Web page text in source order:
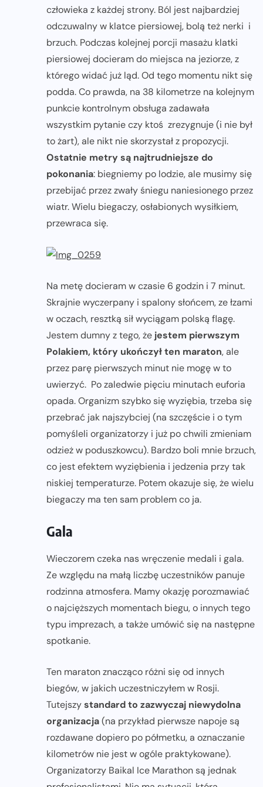
człowieka z każdej strony. Ból jest najbardziej
odczuwalny w klatce piersiowej, bolą też nerki i
brzuch. Podczas kolejnej porcji masażu klatki
piersiowej docieram do miejsca na jeziorze, z
którego widać już ląd. Od tego momentu nikt się
podda. Co prawda, na 38 kilometrze na kolejnym
punkcie kontrolnym obsługa zadawała
wszystkim pytanie czy ktoś zrezygnuje (i nie był
to żart), ale nikt nie skorzystał z propozycji.
Ostatnie metry są najtrudniejsze do
pokonania: biegniemy po lodzie, ale musimy się
przebijać przez zwały śniegu naniesionego przez
wiatr. Wielu biegaczy, osłabionych wysiłkiem,
przewraca się.
Na metę docieram w czasie 6 godzin i 7 minut.
Skrajnie wyczerpany i spalony słońcem, ze łzami
w oczach, resztką sił wyciągam polską flagę.
Jestem dumny z tego, że jestem pierwszym
Polakiem, który ukończył ten maraton, ale
przez parę pierwszych minut nie mogę w to
uwierzyć. Po zaledwie pięciu minutach euforia
opada. Organizm szybko się wyziębia, trzeba się
przebrać jak najszybciej (na szczęście i o tym
pomyśleli organizatorzy i już po chwili zmieniam
odzież w poduszkowcu). Bardzo boli mnie brzuch,
co jest efektem wyziębienia i jedzenia przy tak
niskiej temperaturze. Potem okazuje się, że wielu
biegaczy ma ten sam problem co ja.
Gala
Wieczorem czeka nas wręczenie medali i gala.
Ze względu na małą liczbę uczestników panuje
rodzinna atmosfera. Mamy okazję porozmawiać
o najcięższych momentach biegu, o innych tego
typu imprezach, a także umówić się na następne
spotkanie.
Ten maraton znacząco różni się od innych
biegów, w jakich uczestniczyłem w Rosji.
Tutejszystandard to zazwyczaj niewydolna
organizacja(na przykład pierwsze napoje są
rozdawane dopiero po półmetku, a oznaczanie
kilometrów nie jest w ogóle praktykowane).
Organizatorzy Baikal Ice Marathon są jednak